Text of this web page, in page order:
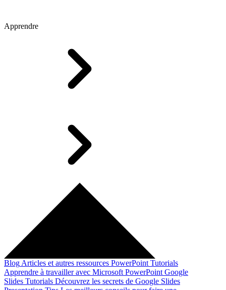
Apprendre
Blog Articles et autres ressources PowerPoint Tutorials
Apprendre à travailler avec Microsoft PowerPoint Google
Slides Tutorials Découvrez les secrets de Google Slides